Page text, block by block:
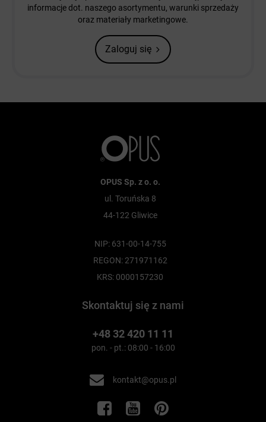
informacje dot. naszego asortymentu, warunki sprzedaży
oraz materiały marketingowe.
Zaloguj się
OPUS Sp. z o. o.
ul. Toruńska 8
44-122 Gliwice
NIP: 631-00-14-755
REGON: 271971162
KRS: 0000157230
Skontaktuj się z nami
+48 32 420 11 11
pon. - pt.: 08:00 - 16:00
kontakt@opus.pl